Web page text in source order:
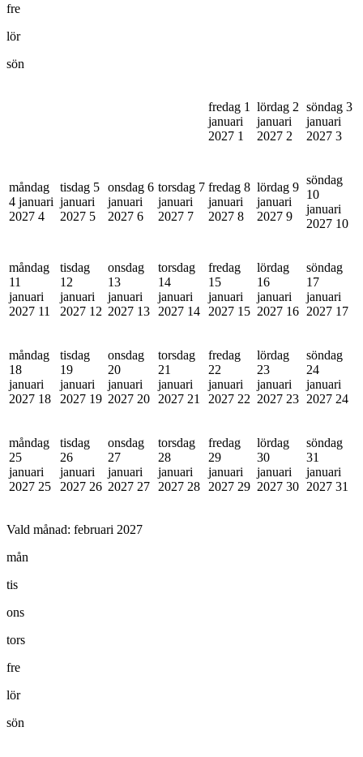
fre
lör
sön
fredag 1
januari
2027 1
lördag 2
januari
2027 2
söndag 3
januari
2027 3
måndag
4 januari
2027 4
tisdag 5
januari
2027 5
onsdag 6
januari
2027 6
torsdag 7
januari
2027 7
fredag 8
januari
2027 8
lördag 9
januari
2027 9
söndag
10
januari
2027 10
måndag
11
januari
2027 11
tisdag
12
januari
2027 12
onsdag
13
januari
2027 13
torsdag
14
januari
2027 14
fredag
15
januari
2027 15
lördag
16
januari
2027 16
söndag
17
januari
2027 17
måndag
18
januari
2027 18
tisdag
19
januari
2027 19
onsdag
20
januari
2027 20
torsdag
21
januari
2027 21
fredag
22
januari
2027 22
lördag
23
januari
2027 23
söndag
24
januari
2027 24
måndag
25
januari
2027 25
tisdag
26
januari
2027 26
onsdag
27
januari
2027 27
torsdag
28
januari
2027 28
fredag
29
januari
2027 29
lördag
30
januari
2027 30
söndag
31
januari
2027 31
Vald månad: februari 2027
mån
tis
ons
tors
fre
lör
sön